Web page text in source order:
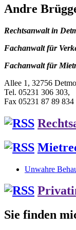
Andre
Rechtsanwalt in
Fachanwalt für
Fachanwalt für
Allee 1, 32756
Tel. 05231 306 303,
Fax 05231 87 89 834
Unwahre
Sie finden